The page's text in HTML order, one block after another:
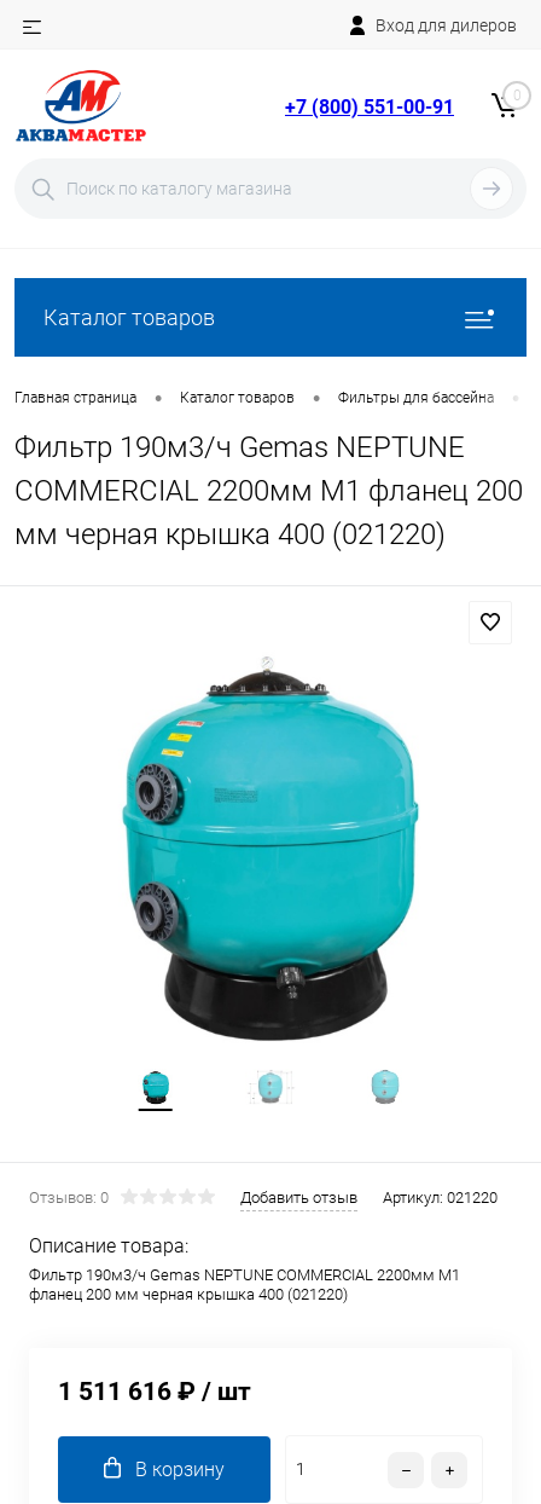
Вход для дилеров
+7 (800) 551-00-91 0
Каталог товаров
Главная страница • Каталог товаров • Фильтры для бассейна •
Фильтр 190м3/ч Gemas NEPTUNE
COMMERCIAL 2200мм М1 фланец 200
мм черная крышка 400 (021220)
Отзывов: 0 Добавить отзыв Артикул: 021220
Описание товара:
Фильтр 190м3/ч Gemas NEPTUNE COMMERCIAL 2200мм М1
фланец 200 мм черная крышка 400 (021220)
1 511 616 ₽ / шт
В корзину